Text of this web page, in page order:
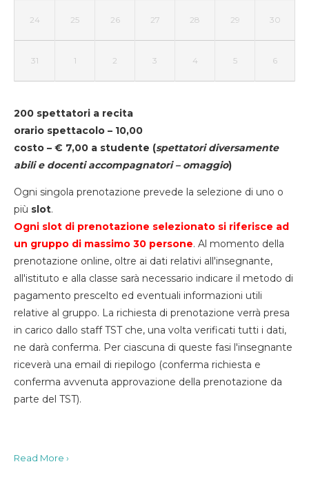
24 25 26 27 28 29 30
31 1 2 3 4 5 6
200 spettatori a recita
orario spettacolo – 10,00
costo – € 7,00 a studente (spettatori diversamente
abili e docenti accompagnatori – omaggio)
Ogni singola prenotazione prevede la selezione di uno o
più slot.
Ogni slot di prenotazione selezionato si riferisce ad
un gruppo di massimo 30 persone. Al momento della
prenotazione online, oltre ai dati relativi all'insegnante,
all'istituto e alla classe sarà necessario indicare il metodo di
pagamento prescelto ed eventuali informazioni utili
relative al gruppo. La richiesta di prenotazione verrà presa
in carico dallo staff TST che, una volta verificati tutti i dati,
ne darà conferma. Per ciascuna di queste fasi l'insegnante
riceverà una email di riepilogo (conferma richiesta e
conferma avvenuta approvazione della prenotazione da
parte del TST).
Read More ›